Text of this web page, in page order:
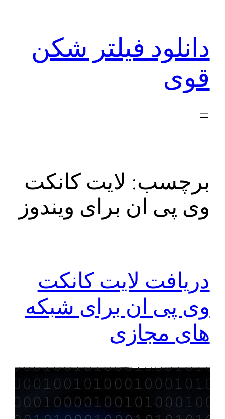
دانلود فیلتر شکن
قوی
برچسب: لایت کانکت
وی پی ان برای ویندوز
دریافت لایت کانکت
وی پی ان برای شبکه
های مجازی